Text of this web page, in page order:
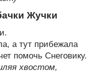
Жучки
а тут прибежала
помочь Снеговику.
хвостом,